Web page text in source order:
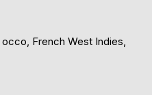
French West Indies,